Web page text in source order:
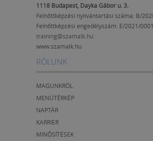
1118 Budapest, Dayka Gábor u. 3.
Felnőttképzési nyilvántartási száma: B/
Felnőttképzési engedélyszám: E/2021/
training@szamalk.hu
www.szamalk.hu
RÓLUNK
MAGUNKRÓL
MENÜTÉRKÉP
NAPTÁR
KARRIER
MINŐSÍTÉSEK